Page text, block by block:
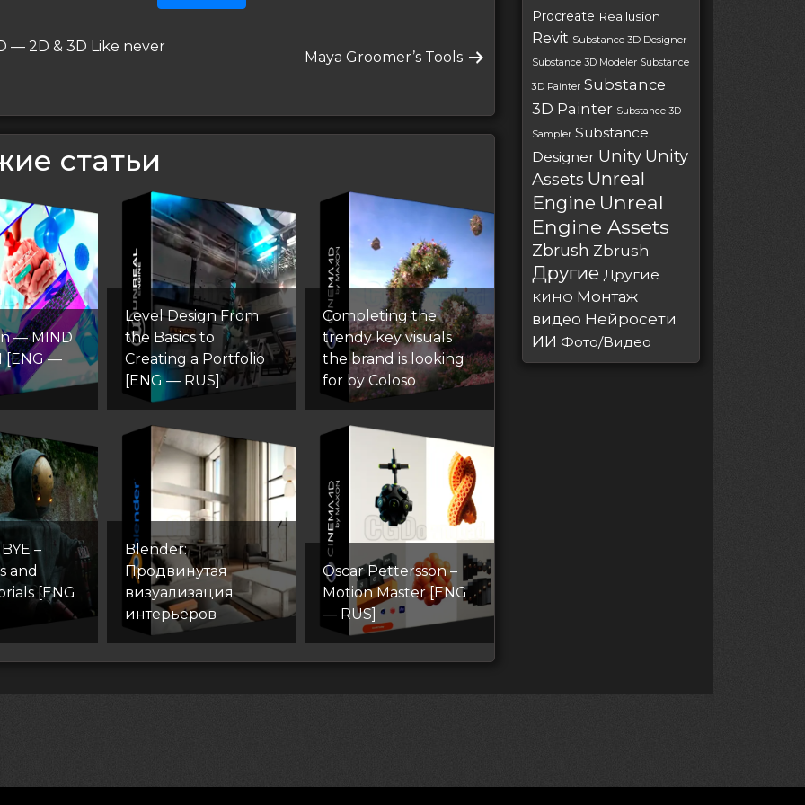
— 2D & 3D Like never
Следующая
Maya Groomer’s Tools
статьи
— MIND
[ENG —
Level Design From
the Basics to
Creating a Portfolio
[ENG — RUS]
Completing the
trendy key visuals
the brand is looking
for by Coloso
–
and
[ENG
Blender:
Продвинутая
визуализация
интерьеров
Oscar Pettersson –
Motion Master [ENG
— RUS]
Procreate Reallusion
Revit Substance 3D Designer
Substance 3D Modeler Substance
3D Painter Substance
3D Painter Substance 3D
Sampler Substance
Designer Unity Unity
Assets Unreal
Engine Unreal
Engine Assets
Zbrush Zbrush
Другие Другие
КИНО Монтаж
видео Нейросети
ИИ Фото/Видео